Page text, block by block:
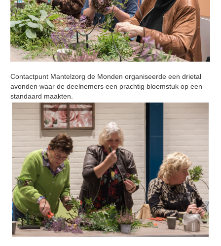
Contactpunt Mantelzorg de Monden organiseerde een drietal
avonden waar de deelnemers een prachtig bloemstuk op een
standaard maakten.